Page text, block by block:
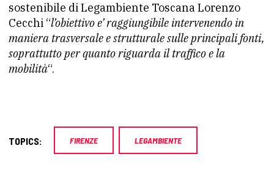
sostenibile di Legambiente Toscana Lorenzo
Cecchi “l’obiettivo e’ raggiungibile intervenendo in
maniera trasversale e strutturale sulle principali fonti,
soprattutto per quanto riguarda il traffico e la
mobilità“.
TOPICS: FIRENZE LEGAMBIENTE